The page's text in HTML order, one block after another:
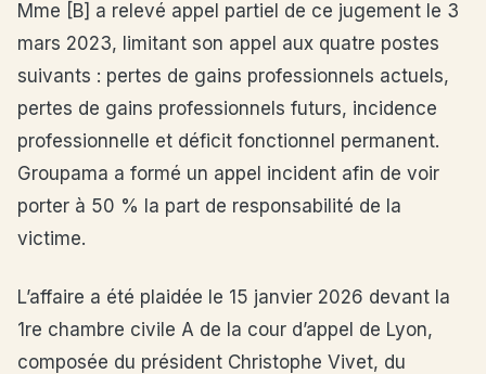
Mme [B] a relevé appel partiel de ce jugement le 3
mars 2023, limitant son appel aux quatre postes
suivants : pertes de gains professionnels actuels,
pertes de gains professionnels futurs, incidence
professionnelle et déficit fonctionnel permanent.
Groupama a formé un appel incident afin de voir
porter à 50 % la part de responsabilité de la
victime.
L’affaire a été plaidée le 15 janvier 2026 devant la
1re chambre civile A de la cour d’appel de Lyon,
composée du président Christophe Vivet, du